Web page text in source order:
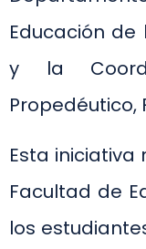
Educación de
y la
Propedéutico,
Esta
Facultad de
los